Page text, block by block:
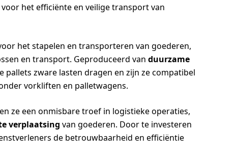
het efficiënte en veilige transport van
het stapelen en transporteren van goederen,
en transport. Geproduceerd van duurzame
pallets zware lasten dragen en zijn ze compatibel
vorkliften en palletwagens.
ze een onmisbare troef in logistieke operaties,
verplaatsing van goederen. Door te investeren
de betrouwbaarheid en efficiëntie